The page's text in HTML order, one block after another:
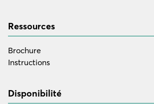
Ressources
Brochure
Instructions
Disponibilité